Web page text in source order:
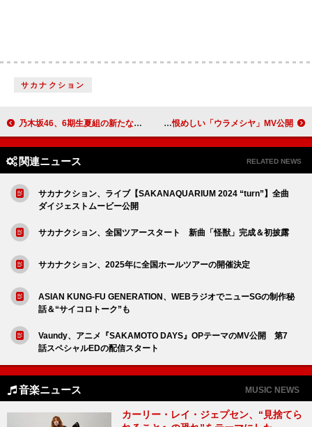
サカナクション
乃木坂46、6期生夏組の新たな集合写真公開 礼賛、不気味で恨めしい「ウラメシヤ」MV公開
関連ニュース RELATED NEWS
サカナクション、ライブ【SAKANAQUARIUM 2024 “turn”】全曲
ダイジェストムービー公開
サカナクション、全国ツアースタート 新曲「怪獣」完成＆初披露
サカナクション、2025年に全国ホールツアーの開催決定
ASIAN KUNG-FU GENERATION、WEBラジオでニューSGの制作秘
話＆“サイコロトーク”も
Vaundy、アニメ『SAKAMOTO DAYS』OPテーマのMV公開 第7
話スペシャルEDの配信スタート
音楽ニュース MUSIC NEWS
カーリー・レイ・ジェプセン、“見捨てら